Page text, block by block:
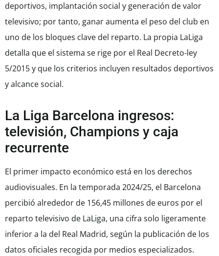
deportivos, implantación social y generación de valor
televisivo; por tanto, ganar aumenta el peso del club en
uno de los bloques clave del reparto. La propia LaLiga
detalla que el sistema se rige por el Real Decreto-ley
5/2015 y que los criterios incluyen resultados deportivos
y alcance social.
La Liga Barcelona ingresos:
televisión, Champions y caja
recurrente
El primer impacto económico está en los derechos
audiovisuales. En la temporada 2024/25, el Barcelona
percibió alrededor de 156,45 millones de euros por el
reparto televisivo de LaLiga, una cifra solo ligeramente
inferior a la del Real Madrid, según la publicación de los
datos oficiales recogida por medios especializados.